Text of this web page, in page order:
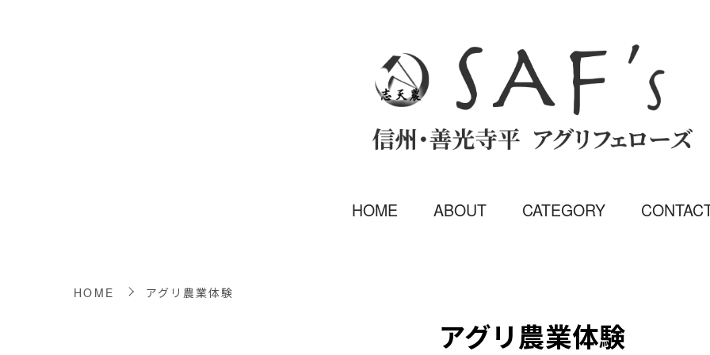
HOME ABOUT CATEGORY
HOME アグリ農業体験
アグリ農業体験